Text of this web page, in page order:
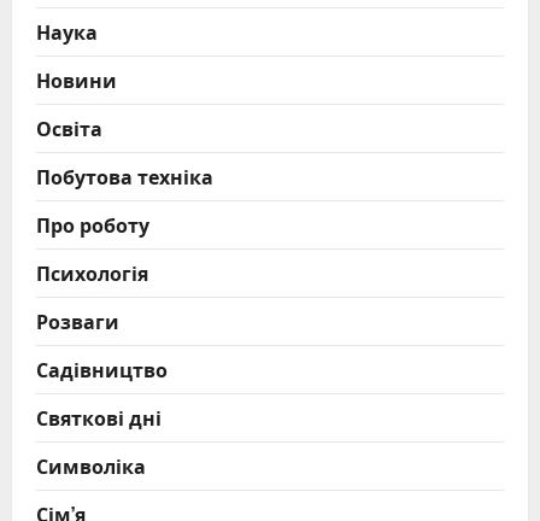
Наука
Новини
Освіта
Побутова техніка
Про роботу
Психологія
Розваги
Садівництво
Святкові дні
Символіка
Сім’я